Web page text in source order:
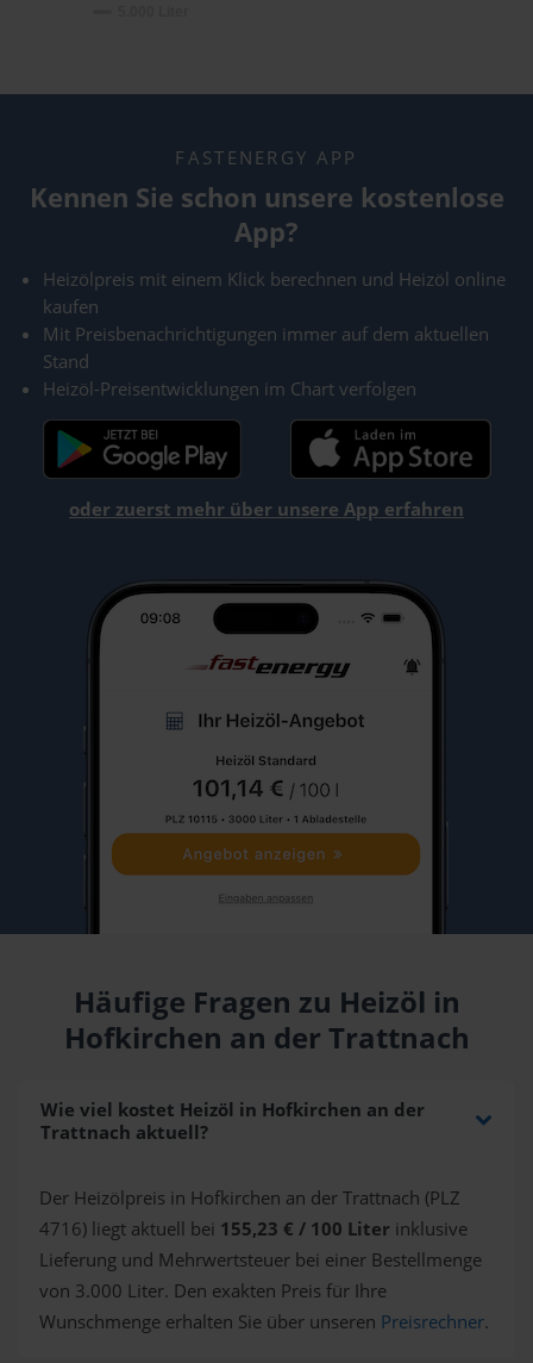
FASTENERGY APP
Kennen Sie schon unsere kostenlose
App?
Heizölpreis mit einem Klick berechnen und Heizöl online
kaufen
Mit Preisbenachrichtigungen immer auf dem aktuellen
Stand
Heizöl-Preisentwicklungen im Chart verfolgen
oder zuerst mehr über unsere App erfahren
Häufige Fragen zu Heizöl in
Hofkirchen an der Trattnach
Wie viel kostet Heizöl in Hofkirchen an der
Trattnach aktuell?
Der Heizölpreis in Hofkirchen an der Trattnach (PLZ
4716) liegt aktuell bei 155,23 € / 100 Liter inklusive
Lieferung und Mehrwertsteuer bei einer Bestellmenge
von 3.000 Liter. Den exakten Preis für Ihre
Wunschmenge erhalten Sie über unseren Preisrechner.